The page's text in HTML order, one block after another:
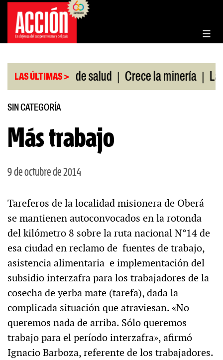
Saltar
contenido
LAS ÚLTIMAS >
cobertura de salud | Crece la minería | La
SIN CATEGORÍA
Más trabajo
9 de octubre de 2014
Tareferos de la localidad misionera de Oberá
se mantienen autoconvocados en la rotonda
del kilómetro 8 sobre la ruta nacional N°14 de
esa ciudad en reclamo de fuentes de trabajo,
asistencia alimentaria e implementación del
subsidio interzafra para los trabajadores de la
cosecha de yerba mate (tarefa), dada la
complicada situación que atraviesan. «No
queremos nada de arriba. Sólo queremos
trabajo para el período interzafra», afirmó
Ignacio Barboza, referente de los trabajadores.